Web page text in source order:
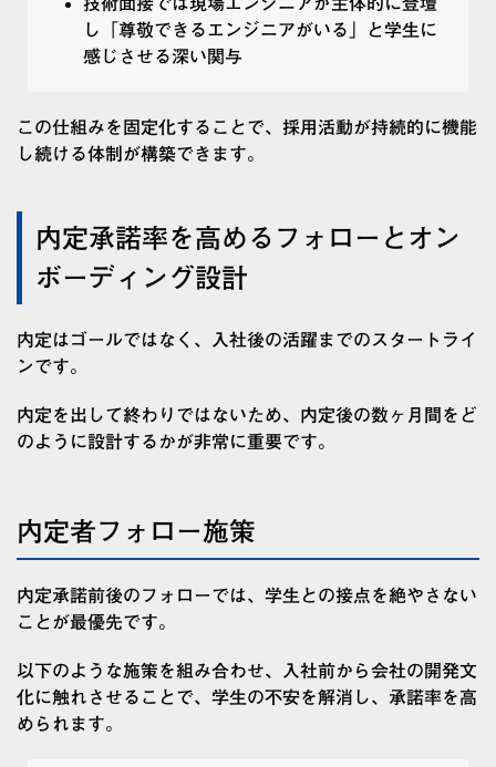
し「尊敬できるエンジニアがいる」と学生に
感じさせる深い関与
この仕組みを固定化することで、採用活動が持続的に機能
し続ける体制が構築できます。
内定承諾率を高めるフォローとオン
ボーディング設計
内定はゴールではなく、入社後の活躍までのスタートライ
ンです。
内定を出して終わりではないため、内定後の数ヶ月間をど
のように設計するかが非常に重要です。
内定者フォロー施策
内定承諾前後のフォローでは、学生との接点を絶やさない
ことが最優先です。
以下のような施策を組み合わせ、入社前から会社の開発文
化に触れさせることで、学生の不安を解消し、承諾率を高
められます。